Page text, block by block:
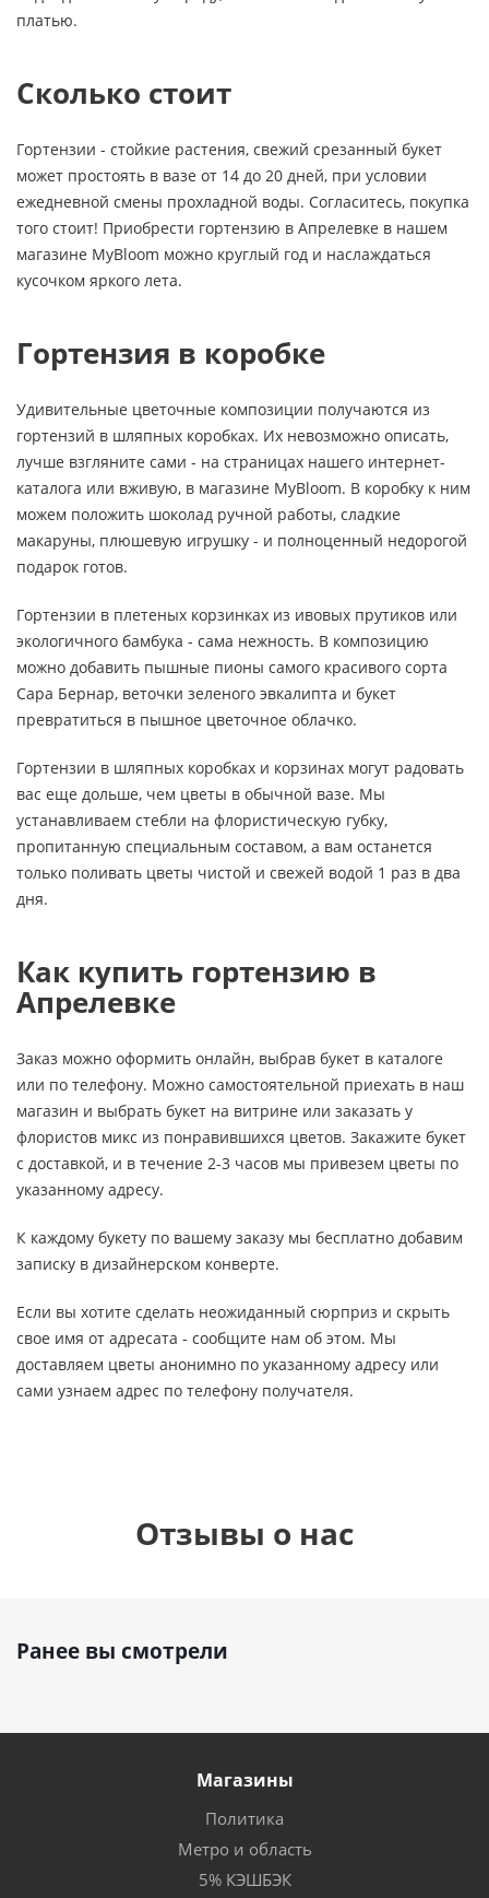
платью.
Сколько стоит
Гортензии - стойкие растения, свежий срезанный букет
может простоять в вазе от 14 до 20 дней, при условии
ежедневной смены прохладной воды. Согласитесь, покупка
того стоит! Приобрести гортензию в Апрелевке в нашем
магазине MyBloom можно круглый год и наслаждаться
кусочком яркого лета.
Гортензия в коробке
Удивительные цветочные композиции получаются из
гортензий в шляпных коробках. Их невозможно описать,
лучше взгляните сами - на страницах нашего интернет-
каталога или вживую, в магазине MyBloom. В коробку к ним
можем положить шоколад ручной работы, сладкие
макаруны, плюшевую игрушку - и полноценный недорогой
подарок готов.
Гортензии в плетеных корзинках из ивовых прутиков или
экологичного бамбука - сама нежность. В композицию
можно добавить пышные пионы самого красивого сорта
Сара Бернар, веточки зеленого эвкалипта и букет
превратиться в пышное цветочное облачко.
Гортензии в шляпных коробках и корзинах могут радовать
вас еще дольше, чем цветы в обычной вазе. Мы
устанавливаем стебли на флористическую губку,
пропитанную специальным составом, а вам останется
только поливать цветы чистой и свежей водой 1 раз в два
дня.
Как купить гортензию в
Апрелевке
Заказ можно оформить онлайн, выбрав букет в каталоге
или по телефону. Можно самостоятельной приехать в наш
магазин и выбрать букет на витрине или заказать у
флористов микс из понравившихся цветов. Закажите букет
с доставкой, и в течение 2-3 часов мы привезем цветы по
указанному адресу.
К каждому букету по вашему заказу мы бесплатно добавим
записку в дизайнерском конверте.
Если вы хотите сделать неожиданный сюрприз и скрыть
свое имя от адресата - сообщите нам об этом. Мы
доставляем цветы анонимно по указанному адресу или
сами узнаем адрес по телефону получателя.
Отзывы о нас
Ранее вы смотрели
Магазины
Политика
Метро и область
5% КЭШБЭК